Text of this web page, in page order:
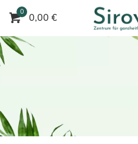
0 0,00 €